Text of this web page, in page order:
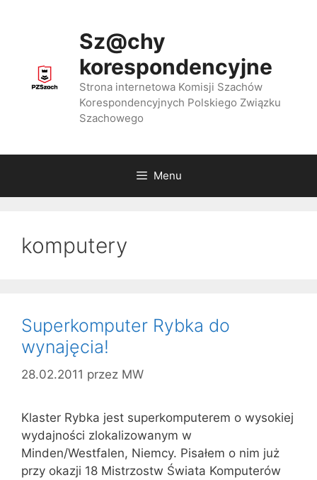
Sz@chy
korespondencyjne
Strona internetowa Komisji Szachów
Korespondencyjnych Polskiego Związku
Szachowego
Menu
komputery
Superkomputer Rybka do
wynajęcia!
28.02.2011 przez MW
Klaster Rybka jest superkomputerem o wysokiej
wydajności zlokalizowanym w
Minden/Westfalen, Niemcy. Pisałem o nim już
przy okazji 18 Mistrzostw Świata Komputerów